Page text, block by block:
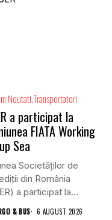
NoutatiTransportatori
a participat la
FIATA Working
Sea
Societăților de
din România
a participat la
& BUS 6 AUGUST 2026